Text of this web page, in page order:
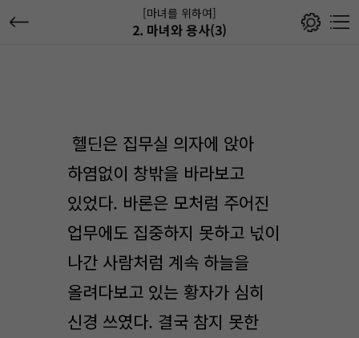
[마녀를 위하여]
2. 마녀와 용사(3)
헬딘은 집무실 의자에 앉아
하염없이 창밖을 바라보고
있었다. 바론은 모처럼 주어진
업무에도 집중하지 못하고 넋이
나간 사람처럼 계속 하늘을
올려다보고 있는 황자가 심히
신경 쓰였다. 결국 참지 못한